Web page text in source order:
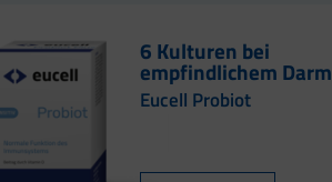
6 Kulturen bei
empfindlichem Darm
Eucell Probiot